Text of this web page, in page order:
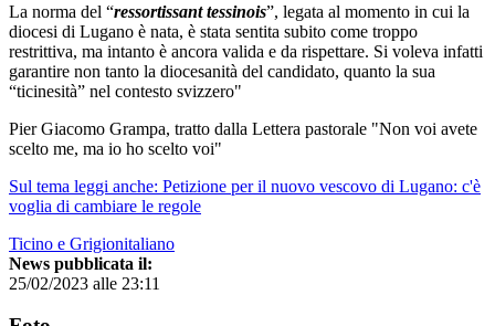
La norma del “ressortissant tessinois”, legata al momento in cui la
diocesi di Lugano è nata, è stata sentita subito come troppo
restrittiva, ma intanto è ancora valida e da rispettare. Si voleva infatti
garantire non tanto la diocesanità del candidato, quanto la sua
“ticinesità” nel contesto svizzero"
Pier Giacomo Grampa, tratto dalla Lettera pastorale "Non voi avete
scelto me, ma io ho scelto voi"
Sul tema leggi anche: Petizione per il nuovo vescovo di Lugano: c'è
voglia di cambiare le regole
Ticino e Grigionitaliano
News pubblicata il:
25/02/2023 alle 23:11